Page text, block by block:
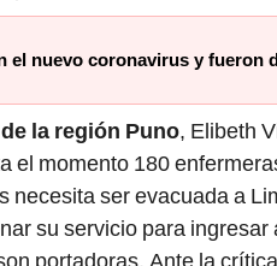
el nuevo coronavirus y fueron
la región Puno , Elibeth
el momento 180
necesita ser evacuada a
su servicio para ingresar
portadoras. Ante la